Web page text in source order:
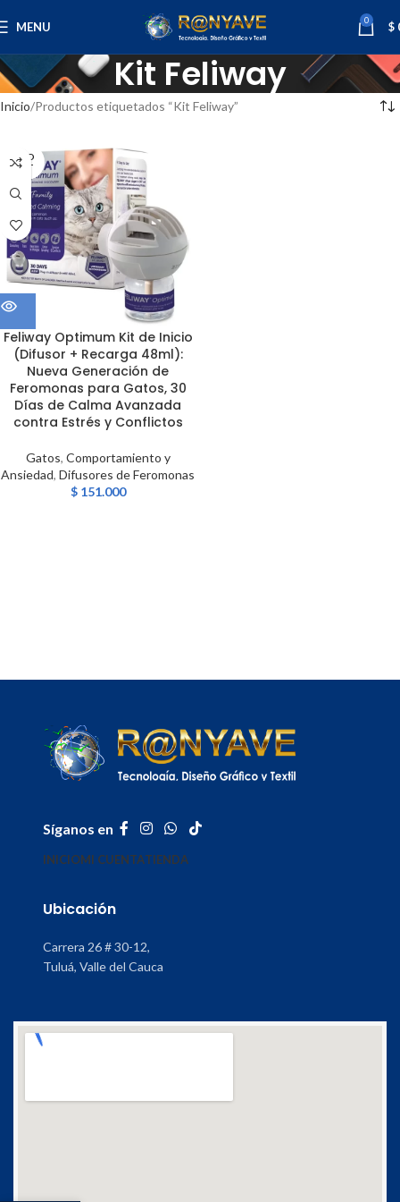
MENU 0 $
Kit Feliway
Inicio Productos etiquetados “Kit Feliway”
SOLD
OUT
Feliway Optimum Kit de Inicio
(Difusor + Recarga 48ml):
Nueva Generación de
Feromonas para Gatos, 30
Días de Calma Avanzada
contra Estrés y Conflictos
Gatos, Comportamiento y
Ansiedad, Difusores de Feromonas
$151.000
Síganos en
INICIOMI CUENTATIENDA
Ubicación
Carrera 26 # 30-12,
Tuluá, Valle del Cauca